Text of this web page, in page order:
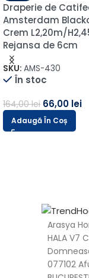
Draperie de
Amsterdam
Crem L2,20m/
Rejansa de 6cm
SKU: AMS-430
În stoc
164,00lei 66,00 lei
Adaugă În Coș
Arasya
HALA V7
077102